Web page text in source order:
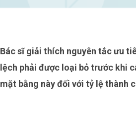
Bác sĩ giải thích nguyên tắc ưu tiên trong kế hoạch điều trị răng tổng thể, vì sao răng khôn mọc
lệch phải được loại bỏ trước khi
mặt bằng này đối với tỷ lệ thành